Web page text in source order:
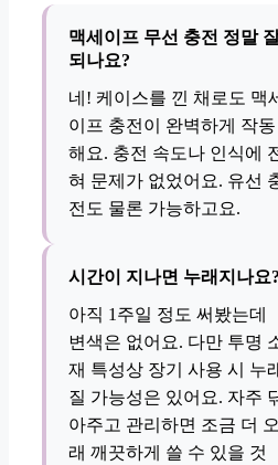
맥세이프 무선 충전 정말
되나요?
네! 케이스를 낀 채로도 맥
이프 충전이 완벽하게 작동
해요. 충전 속도나 인식에
혀 문제가 없었어요. 유선
전도 물론 가능하고요.
시간이 지나면 누래지나요?
아직 1주일 정도 써봤는데
변색은 없어요. 다만 투명
재 특성상 장기 사용 시 누
질 가능성은 있어요. 자주
아주고 관리하면 조금 더 오
래 깨끗하게 쓸 수 있을 것